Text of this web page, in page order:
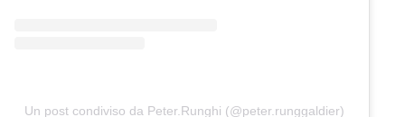
Un post condiviso da Peter.Runghi (@peter.runggaldier)